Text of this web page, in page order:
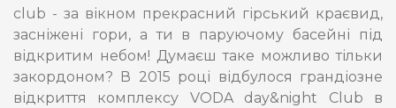
club - за вікном прекрасний гірський краєвид,
засніжені гори, а ти в паруючому басейні під
відкритим небом! Думаєш таке можливо тільки
закордоном? В 2015 році відбулося грандіозне
відкриття комплексу VODA day&night Club в